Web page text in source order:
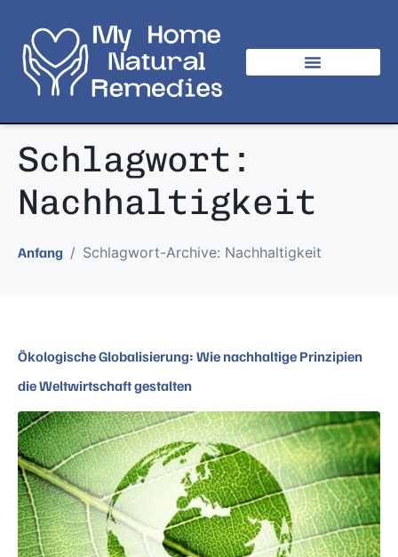
Schlagwort:
Nachhaltigkeit
Anfang Schlagwort-Archive: Nachhaltigkeit
Ökologische Globalisierung: Wie nachhaltige Prinzipien
die Weltwirtschaft gestalten